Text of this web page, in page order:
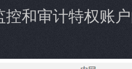
和审计特权账